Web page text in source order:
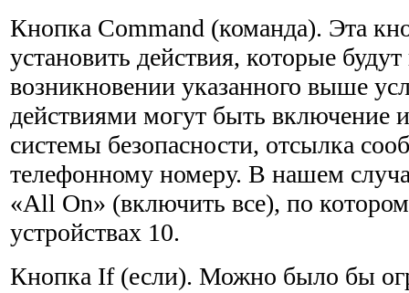
Кнопка Command (команда). Эта
установить действия, которые
возникновении указанного выше
действиями могут быть включение
системы безопас­ности, отсылка
телефонному номеру. В нашем
«All On» (включить все), по
устройствах 10.
Кнопка If (если). Можно было бы